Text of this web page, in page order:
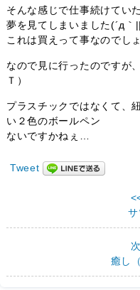
そんな感じで仕事続けてい
夢を見てしまいました(´д｀
これは買えって事なのでし
なので見に行ったのですが
Ｔ）
プラスチックではなくて、
い２色のボールペン
ないですかねぇ…
Tweet
癒し